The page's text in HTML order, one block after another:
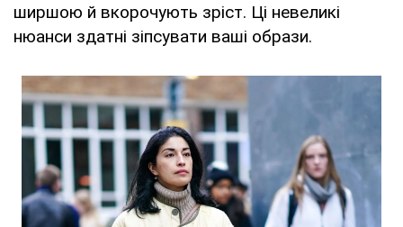
ширшою й вкорочують зріст. Ці невеликі
нюанси здатні зіпсувати ваші образи.